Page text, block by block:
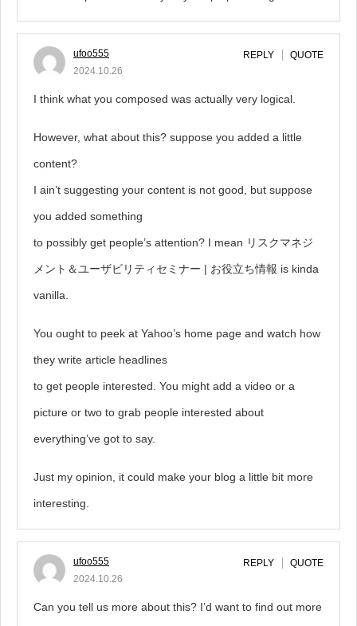
ufoo555
2024.10.26
REPLY QUOTE
I think what you composed was actually very logical.
However, what about this? suppose you added a little
content?
I ain’t suggesting your content is not good, but suppose
you added something
to possibly get people’s attention? I mean リスクマネジ
メント＆ユーザビリティセミナー | お役立ち情報 is kinda
vanilla.
You ought to peek at Yahoo’s home page and watch how
they write article headlines
to get people interested. You might add a video or a
picture or two to grab people interested about
everything’ve got to say.
Just my opinion, it could make your blog a little bit more
interesting.
ufoo555
2024.10.26
REPLY QUOTE
Can you tell us more about this? I’d want to find out more